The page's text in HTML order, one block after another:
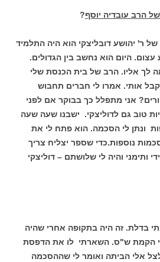
הרב עובדיה יוסף?
ר' יהושע דובליצקי הוא היה התלמיד
היום הוא נחשב בין הגדולים.
לך אליו. הרב של בית הכנסת שלי
אותי. אמרו לי חברים תחבוש
אני מתפלל כך בבוקר אם לפני
טוב גם לדוליצקי. ישבנו שעה שעה
ונתן לי הסכמה. הוא פתח לי את
נוספות.כדי שספר יצליח צריך
ותימני והיה לי שלושתם – דוליצקי
בדלת. זה היה בתקופה אחרי שהיה
הקמת ש"ס. השארתי לו את הדפסת
אלי הביתה ואומר לי שההסכמה